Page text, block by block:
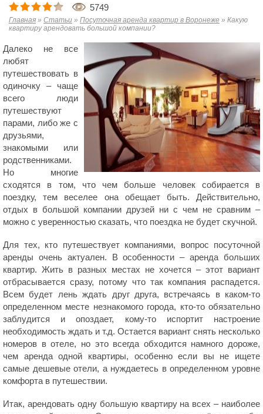
5749
Главная » Статьи » Посуточная аренда квартир в Воронеже » Какую
квартиру арендовать большой компании?
Далеко не все
любят
путешествовать в
одиночку – чаще
всего люди
путешествуют
парами, либо же с
друзьями,
знакомыми или
родственниками.
Но многие
сходятся в том, что чем больше человек собирается в
поездку, тем веселее она обещает быть. Действительно,
отдых в большой компании друзей ни с чем не сравним –
можно с уверенностью сказать, что поездка не будет скучной.
Для тех, кто путешествует компаниями, вопрос посуточной
аренды очень актуален. В особенности – аренда больших
квартир. Жить в разных местах не хочется – этот вариант
отбрасывается сразу, потому что так компания распадется.
Всем будет лень ждать друг друга, встречаясь в каком-то
определенном месте незнакомого города, кто-то обязательно
заблудится и опоздает, кому-то испортит настроение
необходимость ждать и т.д. Остается вариант снять несколько
номеров в отеле, но это всегда обходится намного дороже,
чем аренда одной квартиры, особенно если вы не ищете
самые дешевые отели, а нуждаетесь в определенном уровне
комфорта в путешествии.
Итак, арендовать одну большую квартиру на всех – наиболее